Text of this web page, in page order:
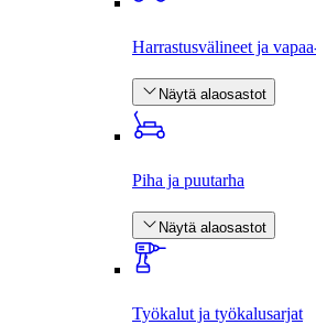
Harrastus­välineet ja
Näytä alaosastot
Piha ja puutarha
Näytä alaosastot
Työkalut ja työkalusarjat